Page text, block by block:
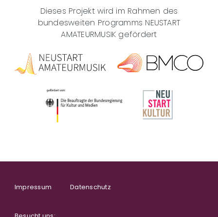
Dieses Projekt wird im Rahmen des
bundesweiten Programms NEUSTART
AMATEURMUSIK gefördert
Impressum Datenschutz